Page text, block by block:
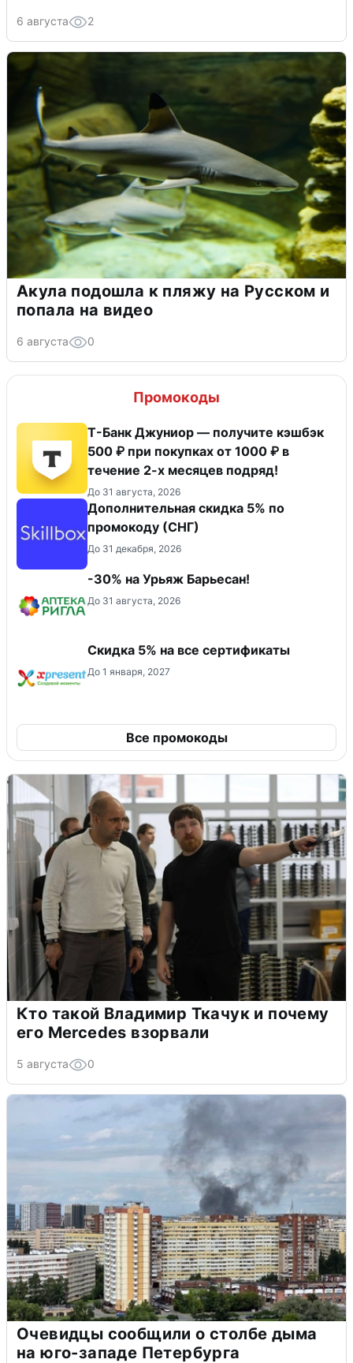
6 августа 2
Акула подошла к пляжу на Русском и
попала на видео
6 августа 0
Промокоды
Т-Банк Джуниор — получите кэшбэк
500 ₽ при покупках от 1000 ₽ в
течение 2-х месяцев подряд!
До 31 августа, 2026
Дополнительная скидка 5% по
промокоду (СНГ)
До 31 декабря, 2026
-30% на Урьяж Барьесан!
До 31 августа, 2026
Скидка 5% на все сертификаты
До 1 января, 2027
Все промокоды
Кто такой Владимир Ткачук и почему
его Mercedes взорвали
5 августа 0
Очевидцы сообщили о столбе дыма
на юго-западе Петербурга